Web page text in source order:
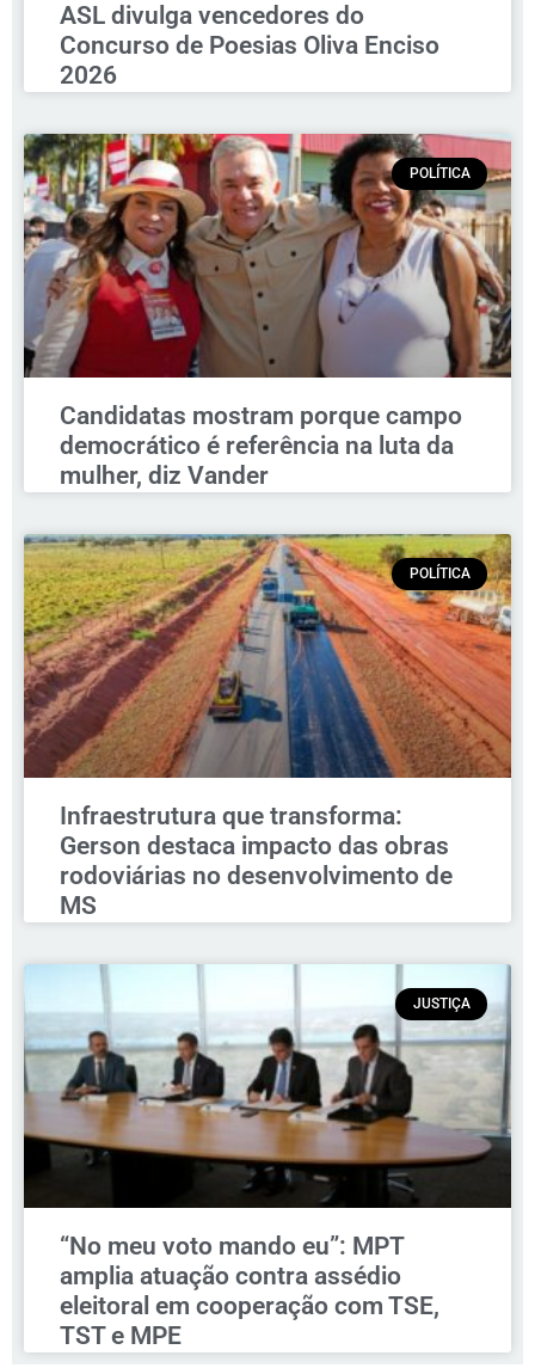
ASL divulga vencedores do
Concurso de Poesias Oliva Enciso
2026
POLÍTICA
Candidatas mostram porque campo
democrático é referência na luta da
mulher, diz Vander
POLÍTICA
Infraestrutura que transforma:
Gerson destaca impacto das obras
rodoviárias no desenvolvimento de
MS
JUSTIÇA
“No meu voto mando eu”: MPT
amplia atuação contra assédio
eleitoral em cooperação com TSE,
TST e MPE